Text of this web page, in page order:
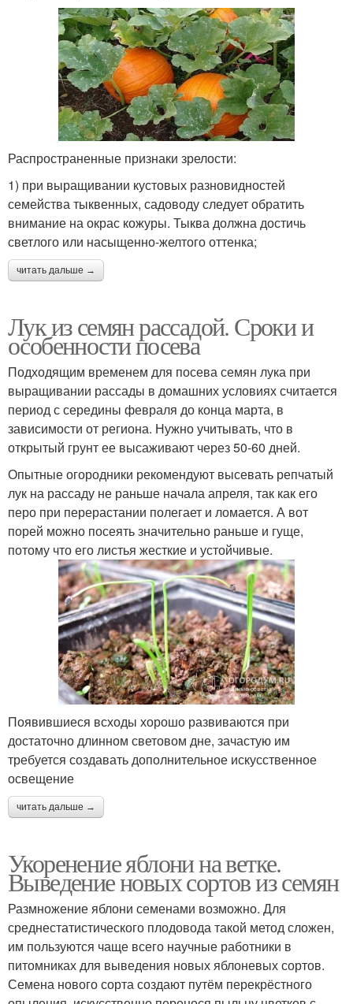
Распространенные признаки зрелости:
1) при выращивании кустовых разновидностей
семейства тыквенных, садоводу следует обратить
внимание на окрас кожуры. Тыква должна достичь
светлого или насыщенно-желтого оттенка;
читать дальше →
Лук из семян рассадой. Сроки и
особенности посева
Подходящим временем для посева семян лука при
выращивании рассады в домашних условиях считается
период с середины февраля до конца марта, в
зависимости от региона. Нужно учитывать, что в
открытый грунт ее высаживают через 50-60 дней.
Опытные огородники рекомендуют высевать репчатый
лук на рассаду не раньше начала апреля, так как его
перо при перерастании полегает и ломается. А вот
порей можно посеять значительно раньше и гуще,
потому что его листья жесткие и устойчивые.
Появившиеся всходы хорошо развиваются при
достаточно длинном световом дне, зачастую им
требуется создавать дополнительное искусственное
освещение
читать дальше →
Укоренение яблони на ветке.
Выведение новых сортов из семян
Размножение яблони семенами возможно. Для
среднестатистического плодовода такой метод сложен,
им пользуются чаще всего научные работники в
питомниках для выведения новых яблоневых сортов.
Семена нового сорта создают путём перекрёстного